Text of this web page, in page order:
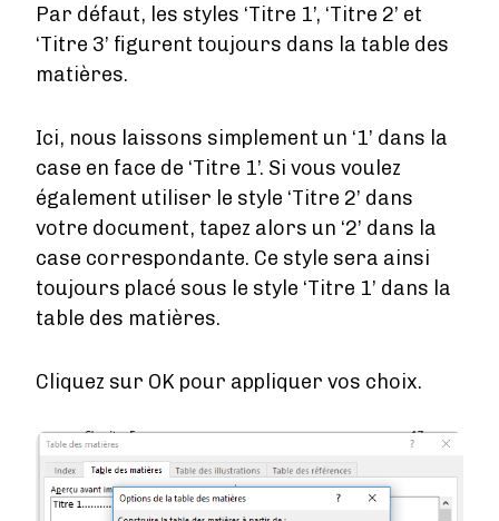
Par défaut, les styles ‘Titre 1’, ‘Titre 2’ et
‘Titre 3’ figurent toujours dans la table des
matières.
Ici, nous laissons simplement un ‘1’ dans la
case en face de ‘Titre 1’. Si vous voulez
également utiliser le style ‘Titre 2’ dans
votre document, tapez alors un ‘2’ dans la
case correspondante. Ce style sera ainsi
toujours placé sous le style ‘Titre 1’ dans la
table des matières.
Cliquez sur OK pour appliquer vos choix.
Image